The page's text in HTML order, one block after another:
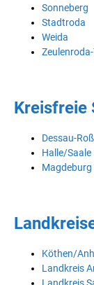
Sonneberg
Stadtroda
Weida
Kreisfreie
Dessau-
Halle/Saale
Magdeburg
Köthen/
Landkreis